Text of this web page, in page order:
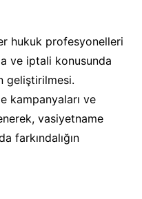
hukuk profesyonelleri
ve iptali konusunda
geliştirilmesi.
kampanyaları ve
vasiyetname
farkındalığın